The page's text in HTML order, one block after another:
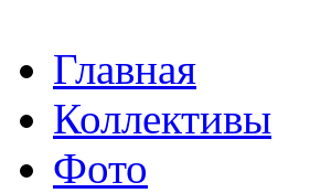
Главная
Коллективы
Фото